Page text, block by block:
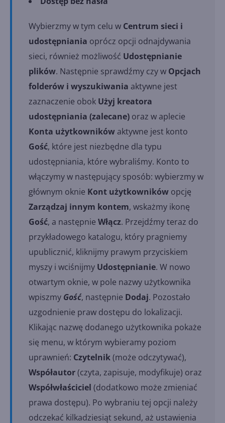
Wybierzmy w tym celu w Centrum sieci i
udostępniania oprócz opcji odnajdywania
sieci, również możliwość Udostępnianie
plików. Następnie sprawdźmy czy w Opcjach
folderów i wyszukiwania aktywne jest
zaznaczenie obok Użyj kreatora
udostępniania (zalecane) oraz w aplecie
Konta użytkowników aktywne jest konto
Gość, które jest niezbędne dla typu
udostępniania, które wybraliśmy. Konto to
włączymy w następujący sposób: wybierzmy w
głównym oknie Kont użytkowników opcję
Zarządzaj innym kontem, wskażmy ikonę
Gość, a następnie Włącz. Przejdźmy teraz do
przykładowego katalogu, który pragniemy
upublicznić, kliknijmy prawym przyciskiem
myszy i wciśnijmy Udostępnianie. W nowo
otwartym oknie, w pole nazwy użytkownika
wpiszmy Gość, następnie Dodaj. Pozostało
uzgodnienie praw dostępu do lokalizacji.
Klikając nazwę dodanego użytkownika pokaże
się menu, w którym wybieramy poziom
uprawnień: Czytelnik(może odczytywać),
Współautor(czyta, zapisuje, modyfikuje) oraz
Współwłaściciel (dodatkowo może zmieniać
prawa dostępu). Po wybraniu tej opcji należy
odczekać kilkadziesiąt sekund, aż ustawienia